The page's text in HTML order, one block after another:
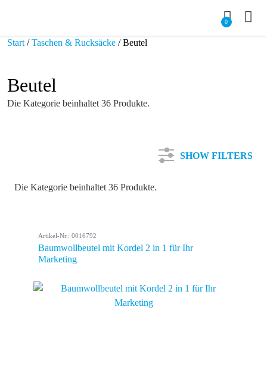
0
Start /Taschen & Rucksäcke / Beutel
Beutel
Die Kategorie beinhaltet 36 Produkte.
SHOW FILTERS
Farbe
Die Kategorie beinhaltet 36 Produkte.
Artikel-Nr.: 0016792
Baumwollbeutel mit Kordel 2 in 1 für Ihr
Marketing